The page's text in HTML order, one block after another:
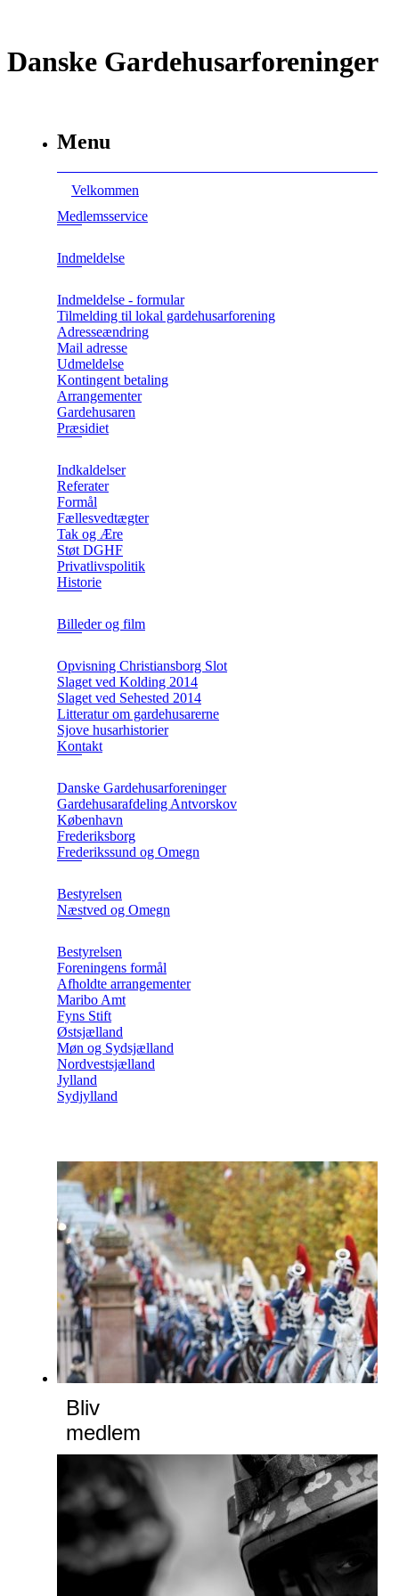
Danske Gardehusarforeninger
Menu
Velkommen
Medlemsservice
Indmeldelse
Indmeldelse - formular
Tilmelding til lokal gardehusarforening
Adresseændring
Mail adresse
Udmeldelse
Kontingent betaling
Arrangementer
Gardehusaren
Præsidiet
Indkaldelser
Referater
Formål
Fællesvedtægter
Tak og Ære
Støt DGHF
Privatlivspolitik
Historie
Billeder og film
Opvisning Christiansborg Slot
Slaget ved Kolding 2014
Slaget ved Sehested 2014
Litteratur om gardehusarerne
Sjove husarhistorier
Kontakt
Danske Gardehusarforeninger
Gardehusarafdeling Antvorskov
København
Frederiksborg
Frederikssund og Omegn
Bestyrelsen
Næstved og Omegn
Bestyrelsen
Foreningens formål
Afholdte arrangementer
Maribo Amt
Fyns Stift
Østsjælland
Møn og Sydsjælland
Nordvestsjælland
Jylland
Sydjylland
Bliv
medlem